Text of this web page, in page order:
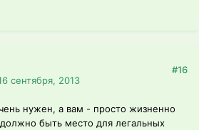
сентября, 2013
#16
нужен, а вам - просто жизненно
быть место для легальных